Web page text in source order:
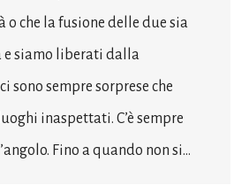
che la fusione delle due sia
siamo liberati dalla
sono sempre sorprese che
inaspettati. C’è sempre
Fino a quando non si…